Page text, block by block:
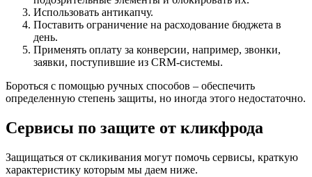
Использовать антикапчу.
Поставить ограничение на расходование бюджета в
день.
Применять оплату за конверсии, например, звонки,
заявки, поступившие из CRM-системы.
Бороться с помощью ручных способов – обеспечить
определенную степень защиты, но иногда этого недостаточно.
Сервисы по защите от кликфрода
Защищаться от скликивания могут помочь сервисы, краткую
характеристику которым мы даем ниже.